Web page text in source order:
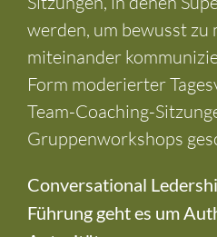
Sitzungen, in denen
werden, um bewusst zu
miteinander
Form moderierter
Team-Coaching-
Gruppenworkshops
Conversational
Führung geht es um